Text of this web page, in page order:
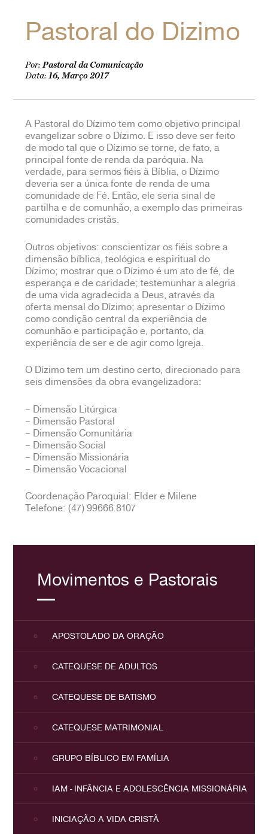
Pastoral do Dizimo
Por:Pastoral da Comunicação
Data:16, Março 2017
A Pastoral do Dízimo tem como objetivo principal
evangelizar sobre o Dízimo. E isso deve ser feito
de modo tal que o Dízimo se torne, de fato, a
principal fonte de renda da paróquia. Na
verdade, para sermos fiéis à Bíblia, o Dízimo
deveria ser a única fonte de renda de uma
comunidade de Fé. Então, ele seria sinal de
partilha e de comunhão, a exemplo das primeiras
comunidades cristãs.
Outros objetivos: conscientizar os fiéis sobre a
dimensão bíblica, teológica e espiritual do
Dízimo; mostrar que o Dízimo é um ato de fé, de
esperança e de caridade; testemunhar a alegria
de uma vida agradecida a Deus, através da
oferta mensal do Dízimo; apresentar o Dízimo
como condição central da experiência de
comunhão e participação e, portanto, da
experiência de ser e de agir como Igreja.
O Dízimo tem um destino certo, direcionado para
seis dimensões da obra evangelizadora:
– Dimensão Litúrgica
– Dimensão Pastoral
– Dimensão Comunitária
– Dimensão Social
– Dimensão Missionária
– Dimensão Vocacional
Coordenação Paroquial: Elder e Milene
Telefone: (47) 99666 8107
Movimentos e Pastorais
APOSTOLADO DA ORAÇÃO
CATEQUESE DE ADULTOS
CATEQUESE DE BATISMO
CATEQUESE MATRIMONIAL
GRUPO BÍBLICO EM FAMÍLIA
IAM - INFÂNCIA E ADOLESCÊNCIA MISSIONÁRIA
INICIAÇÃO A VIDA CRISTÃ